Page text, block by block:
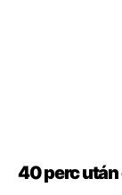
40 perc után